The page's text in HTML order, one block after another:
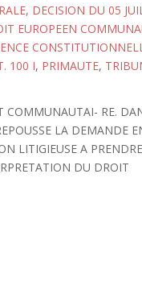
DECISION DU 05
EUROPEEN
100 I, PRIMAUTE,
COMMUNAUTAI- RE.
LA DEMANDE
LITIGIEUSE A
DU DROIT